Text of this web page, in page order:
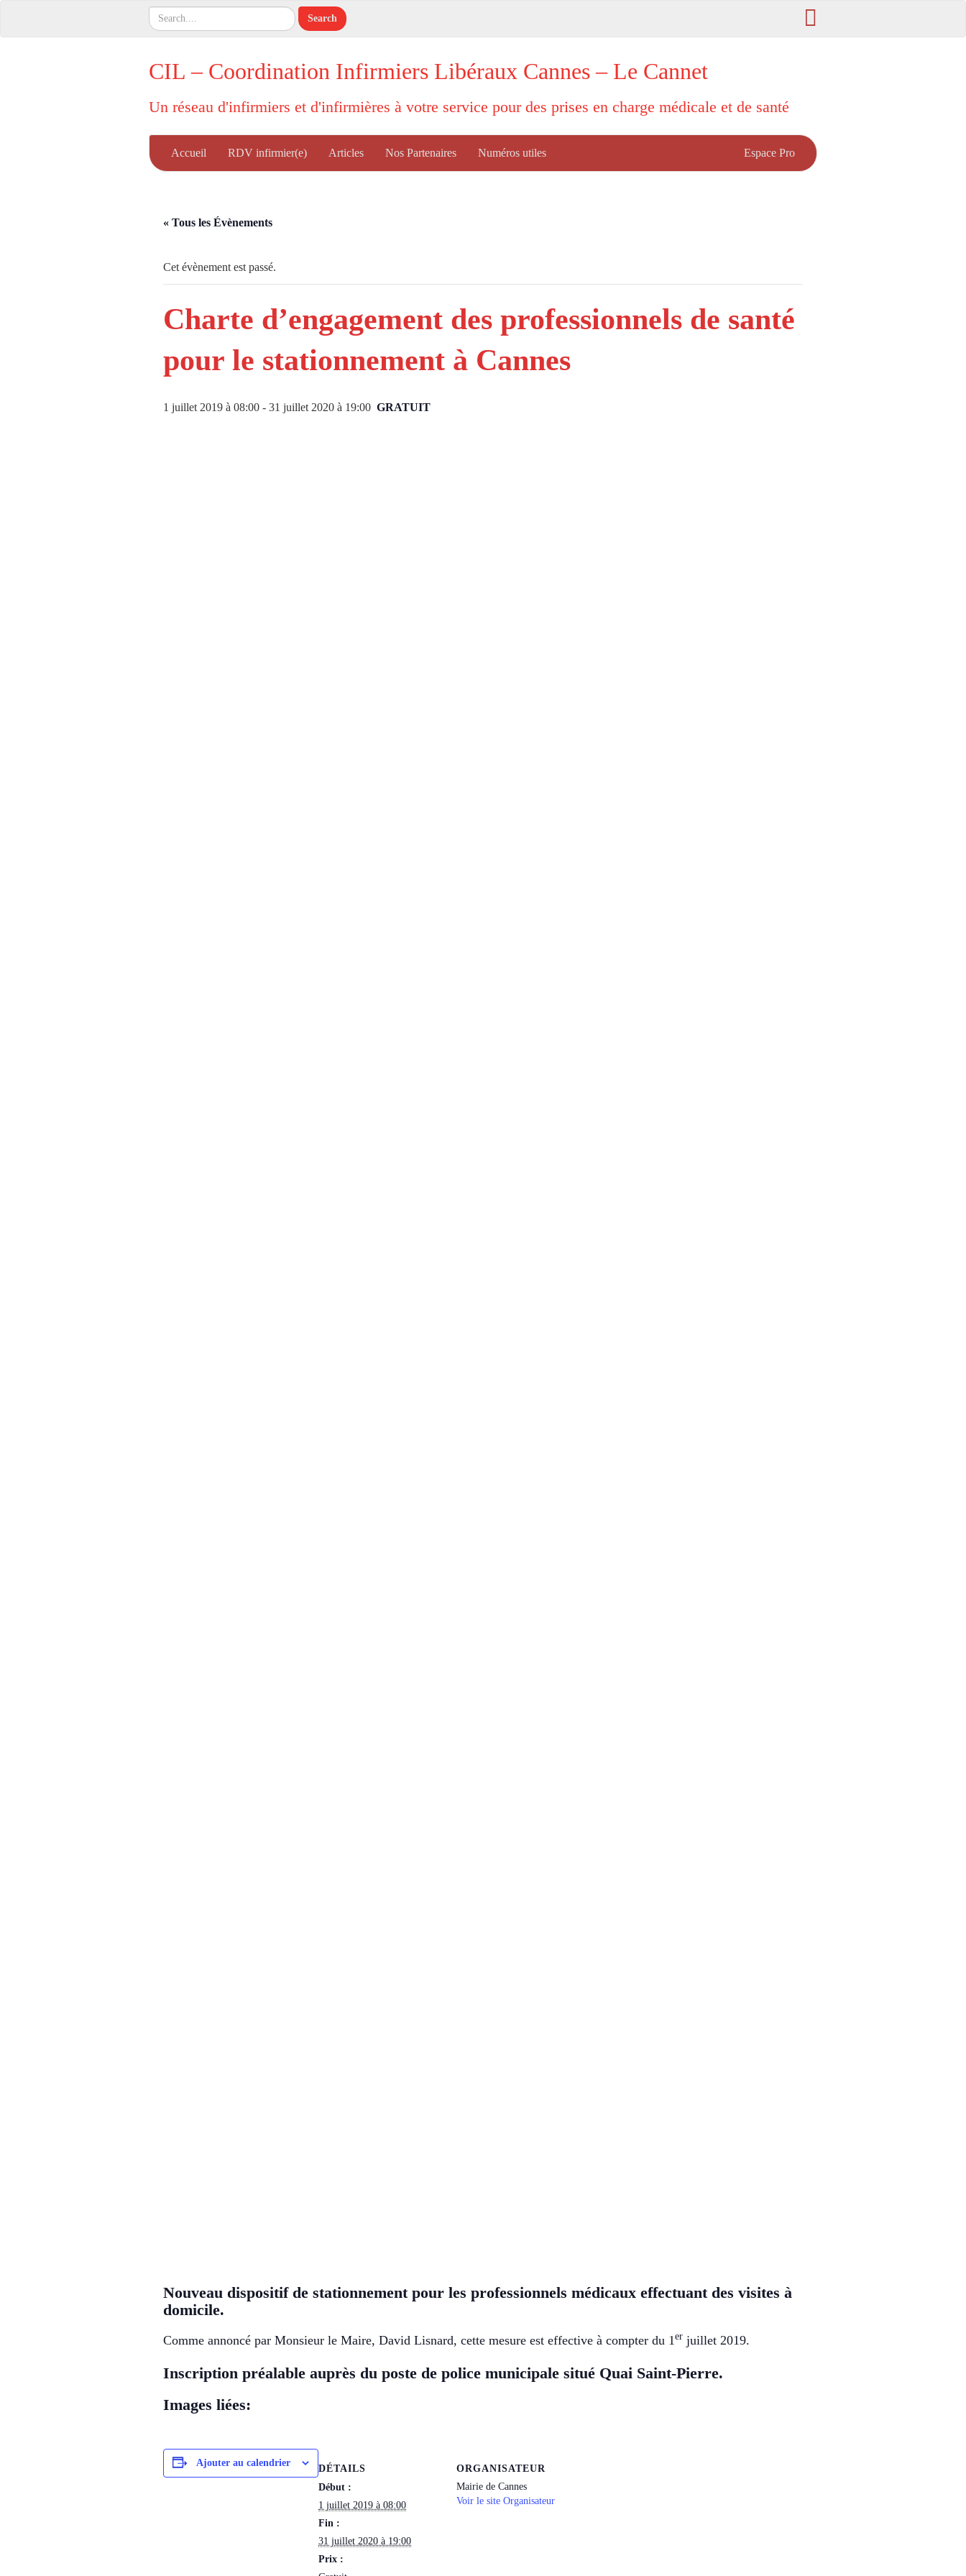
CIL – Coordination Infirmiers Libéraux Cannes – Le Cannet
Un réseau d'infirmiers et d'infirmières à votre service pour des prises en charge médicale et de santé
Accueil RDV infirmier(e) Articles Nos Partenaires Numéros utiles Espace Pro
« Tous les Évènements
Cet évènement est passé.
Charte d’engagement des professionnels de santé
pour le stationnement à Cannes
1 juillet 2019 à 08:00 - 31 juillet 2020 à 19:00 GRATUIT
Nouveau dispositif de stationnement pour les professionnels médicaux effectuant des visites à
domicile.
Comme annoncé par Monsieur le Maire, David Lisnard, cette mesure est effective à compter du 1 er juillet 2019.
Inscription préalable auprès du poste de police municipale situé Quai Saint-Pierre.
Images liées:
Ajouter au calendrier
DÉTAILS
Début :
1 juillet 2019 à 08:00
Fin :
31 juillet 2020 à 19:00
Prix :
ORGANISATEUR
Mairie de Cannes
Voir le site Organisateur